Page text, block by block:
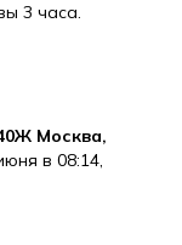
3 часа.
Москва,
в 08:14,